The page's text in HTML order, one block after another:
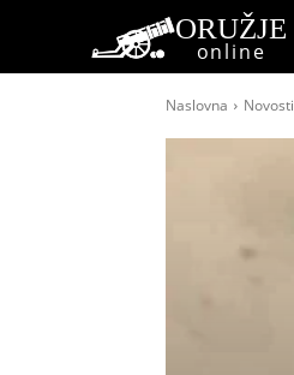
ORUŽJE
online
Naslovna Novosti